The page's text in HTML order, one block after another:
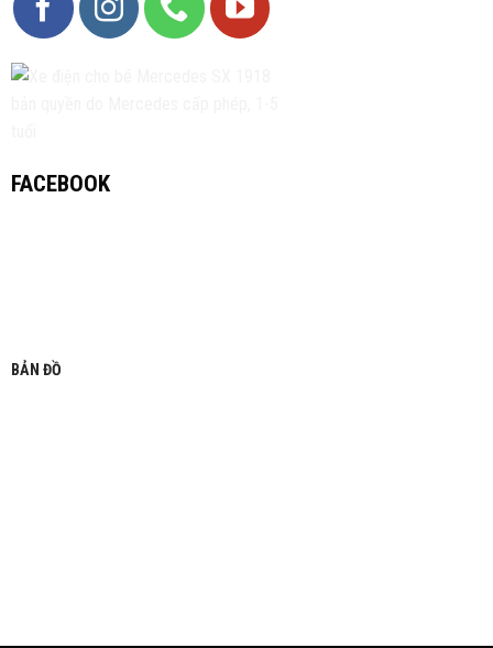
FACEBOOK
BẢN ĐỒ